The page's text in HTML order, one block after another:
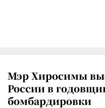
Мэр Хиросимы
России в
бомбардировки